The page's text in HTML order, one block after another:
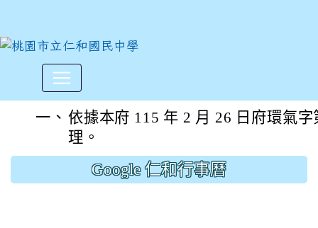
有關「桃園市低碳綠色城市
一、 依據本府 115 年 2 月 26 日府環氣
理。
Google 仁和行事曆